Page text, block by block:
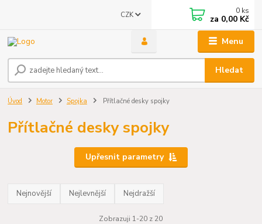
Menu
CZK
Hledat
0 ks
za 0,00 Kč
Úvod Motor Spojka Přítlačné desky spojky
Přítlačné desky spojky
Upřesnit parametry
Nejnovější Nejlevnější Nejdražší
Zobrazuji 1-20 z 20